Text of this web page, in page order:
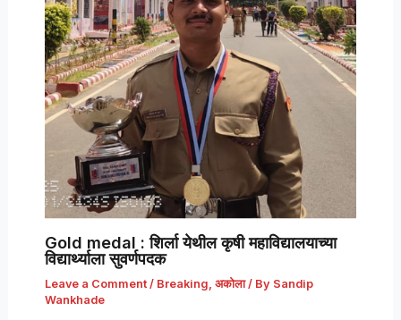
Gold medal : शिर्ला येथील कृषी महाविद्यालयाच्या
विद्यार्थ्याला सुवर्णपदक
Leave a Comment / Breaking अकोला/ By Sandip
Wankhade